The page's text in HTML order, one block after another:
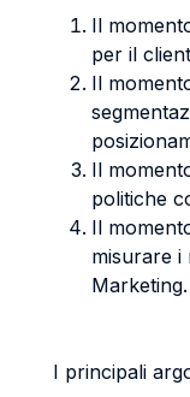
Il
per il
Il
Il
politiche
Il
misurare i
Marketing.
I principali